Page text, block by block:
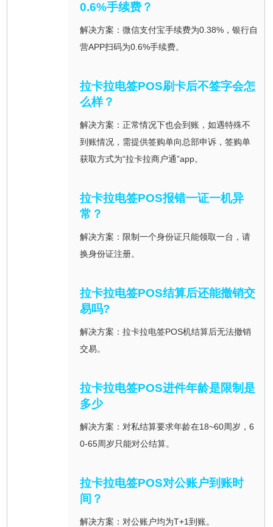
0.6%手续费？
解决方案：微信支付宝手续费为0.38%，银行自
营APP扫码为0.6%手续费。
拉卡拉电签POS刷卡后不签字会怎
么样？
解决方案：正常情况下也会到账，如遇特殊不
到账情况，需提供签购单向总部申诉，签购单
获取方式为“拉卡拉商户通”app。
拉卡拉电签POS报错一证一机异
常？
解决方案：限制一个身份证只能领取一台，请
换身份证注册。
拉卡拉电签POS结算后还能撤销交
易吗?
解决方案：拉卡拉电签POS机结算后无法撤销
交易。
拉卡拉电签POS进件年龄是限制是
多少
解决方案：对私结算要求年龄在18~60周岁，6
0-65周岁只能对公结算。
拉卡拉电签POS对公账户到账时
间？
解决方案：对公账户均为T+1到账。